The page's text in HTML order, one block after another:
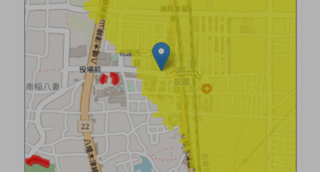
法人向けスマホ・携帯に関する、
おすすめの機種、料金やサービスをご紹介
製品TOP
ビジネス向けスマートフォン
タフネススマートフォン
データ通信製品
ドコモケータイ